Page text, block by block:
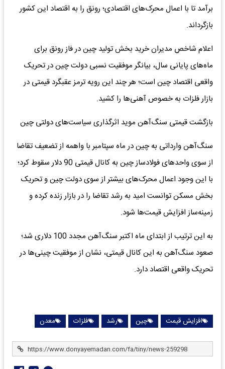
برآمد تا با اعمال محرک‌های اقتصادی؛ رونق را به اقتصاد این کشور
بازگرداند.
اعلام شاخص مدیران خرید بخش تولید چین در فاز رونق برای
ماه‌های پایانی سال، بیانگر موفقیت نسبی دولت چین در تحریک
واقعی اقتصاد چین است؛ هر چند این رویه ترمز عقبگرد قیمتی در
بازار فلزات به خصوص آهنی‌ها را کشید.
بازگشت قیمتی سنگ‌آهن موید اثرگذاری سیاست‌های دولتی چین
سنگ‌آهن وارداتی به چین در ماه سپتامبر با واهمه از تضعیف تقاضا
از سوی واحدهای فولادساز چین به کانال قیمتی 90 دلار سقوط کرد؛
با این وجود اعمال محرک‌های بیشتر از سوی دولت چین و تحریک
بخش مسکن توانست امید به رشد تقاضا را در بازار زنده کرده و
زمینه‌ساز افزایش قیمت‌ها شود.
به این ترتیب از ابتدای ماه اکتبر سنگ‌آهن مجدد 100 دلاری شد؛
صعود سنگ‌آهن به این کانال قیمتی، نشان از موفقیت چینی‌ها در
تحریک واقعی اقتصاد دارد.
افزایش قیمت چین رشد فلزات معدن